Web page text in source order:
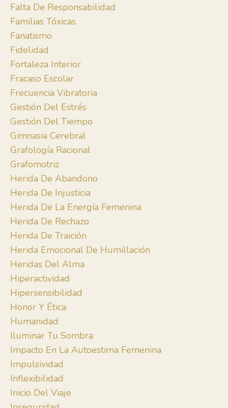
Falta De Responsabilidad
Familias Tóxicas
Fanatismo
Fidelidad
Fortaleza Interior
Fracaso Escolar
Frecuencia Vibratoria
Gestión Del Estrés
Gestión Del Tiempo
Gimnasia Cerebral
Grafología Racional
Grafomotriz
Herida De Abandono
Herida De Injusticia
Herida De La Energía Femenina
Herida De Rechazo
Herida De Traición
Herida Emocional De Humillación
Heridas Del Alma
Hiperactividad
Hipersensibilidad
Honor Y Ética
Humanidad
Iluminar Tu Sombra
Impacto En La Autoestima Femenina
Impulsividad
Inflexibilidad
Inicio Del Viaje